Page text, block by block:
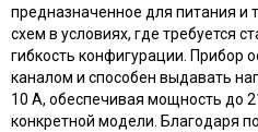
предназначенное для питания и
схем в условиях, где требуется
гибкость конфигурации.
каналом и способен выдавать
10 А, обеспечивая мощность до
конкретной модели. Благодаря